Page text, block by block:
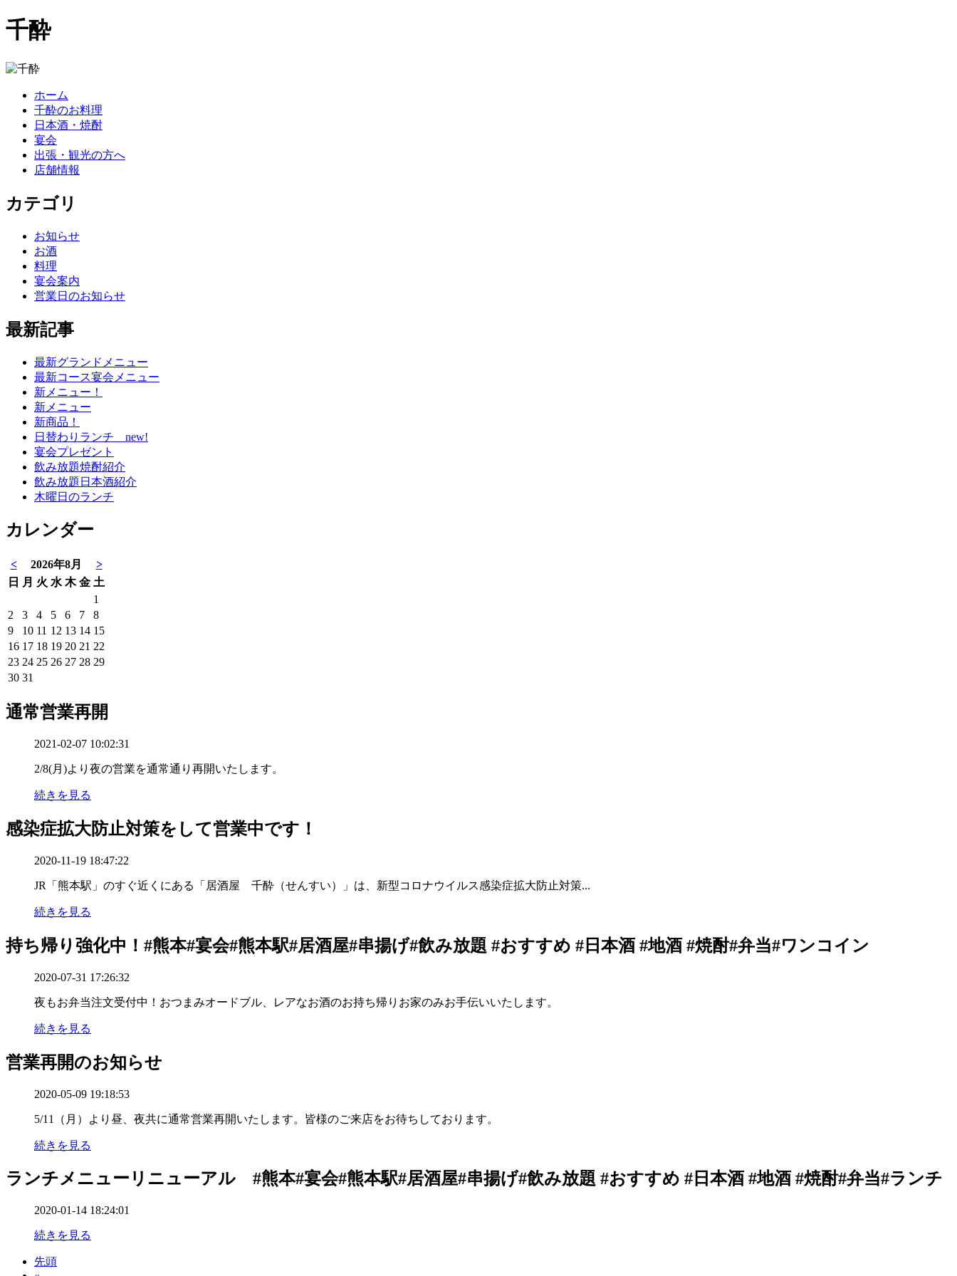
千酔
ホーム
千酔のお料理
日本酒・焼酎
宴会
出張・観光の方へ
店舗情報
カテゴリ
お知らせ
お酒
料理
宴会案内
営業日のお知らせ
最新記事
最新グランドメニュー
最新コース宴会メニュー
新メニュー！
新メニュー
新商品！
日替わりランチ new!
宴会プレゼント
飲み放題焼酎紹介
飲み放題日本酒紹介
木曜日のランチ
カレンダー
< 2026年8月
>
日
月 火 水 木 金 土
1
2
3 4 5 6 7
8
9
10 11 12 13 14 15
16 17 18 19 20 21 22
23 24 25 26 27 28 29
30 31
通常営業再開
2021-02-07 10:02:31
2/8(月)より夜の営業を通常通り再開いたします。
続きを見る
感染症拡大防止対策をして営業中です！
2020-11-19 18:47:22
JR「熊本駅」のすぐ近くにある「居酒屋 千酔（せんすい）」は、新型コロナウイルス感染症拡大防止対策...
続きを見る
持ち帰り強化中！#熊本#宴会#熊本駅#居酒屋#串揚げ#飲み放題 #おすすめ #日本酒 #地酒 #焼酎#弁当#ワンコイン
2020-07-31 17:26:32
夜もお弁当注文受付中！おつまみオードブル、レアなお酒のお持ち帰りお家のみお手伝いいたします。
続きを見る
営業再開のお知らせ
2020-05-09 19:18:53
5/11（月）より昼、夜共に通常営業再開いたします。皆様のご来店をお待ちしております。
続きを見る
ランチメニューリニューアル #熊本#宴会#熊本駅#居酒屋#串揚げ#飲み放題 #おすすめ #日本酒 #地酒 #焼酎#弁当#ランチ
2020-01-14 18:24:01
続きを見る
先頭